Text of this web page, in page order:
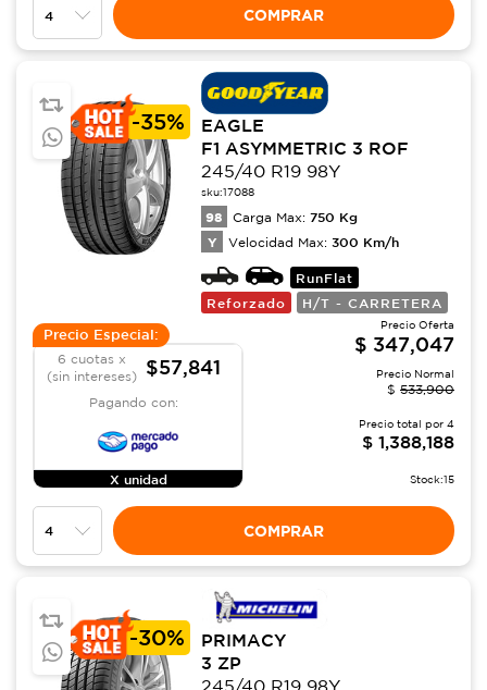
COMPRAR
-35%
EAGLE
F1 ASYMMETRIC 3 ROF
245/40 R19 98Y
sku:17088
98 Carga Max: 750 Kg
Y Velocidad Max: 300 Km/h
RunFlat
Reforzado
H/T - CARRETERA
Precio Especial:
6 cuotas x
(sin intereses)
$57,841
Pagando con:
X unidad
Precio Oferta
$ 347,047
Precio Normal
$ 533,900
Precio total por 4
$ 1,388,188
Stock:15
COMPRAR
-30%
PRIMACY
3 ZP
245/40 R19 98Y